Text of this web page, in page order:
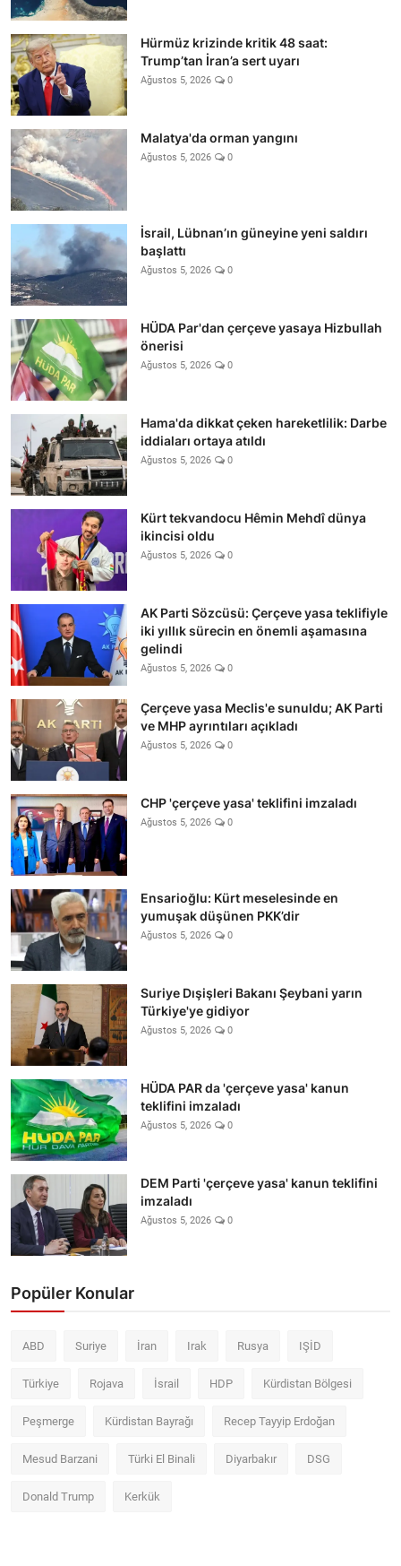
Hürmüz krizinde kritik 48 saat:
Trump’tan İran’a sert uyarı
Ağustos 5, 2026 0
Malatya'da orman yangını
Ağustos 5, 2026 0
İsrail, Lübnan’ın güneyine yeni saldırı
başlattı
Ağustos 5, 2026 0
HÜDA Par'dan çerçeve yasaya Hizbullah
önerisi
Ağustos 5, 2026 0
Hama'da dikkat çeken hareketlilik: Darbe
iddiaları ortaya atıldı
Ağustos 5, 2026 0
Kürt tekvandocu Hêmin Mehdî dünya
ikincisi oldu
Ağustos 5, 2026 0
AK Parti Sözcüsü: Çerçeve yasa teklifiyle
iki yıllık sürecin en önemli aşamasına
gelindi
Ağustos 5, 2026 0
Çerçeve yasa Meclis'e sunuldu; AK Parti
ve MHP ayrıntıları açıkladı
Ağustos 5, 2026 0
CHP 'çerçeve yasa' teklifini imzaladı
Ağustos 5, 2026 0
Ensarioğlu: Kürt meselesinde en
yumuşak düşünen PKK’dir
Ağustos 5, 2026 0
Suriye Dışişleri Bakanı Şeybani yarın
Türkiye'ye gidiyor
Ağustos 5, 2026 0
HÜDA PAR da 'çerçeve yasa' kanun
teklifini imzaladı
Ağustos 5, 2026 0
DEM Parti 'çerçeve yasa' kanun teklifini
imzaladı
Ağustos 5, 2026 0
Popüler Konular
ABD Suriye İran Irak Rusya IŞİD
Türkiye Rojava İsrail HDP Kürdistan Bölgesi
Peşmerge Kürdistan Bayrağı Recep Tayyip Erdoğan
Mesud Barzani Türki El Binali Diyarbakır DSG
Donald Trump Kerkük